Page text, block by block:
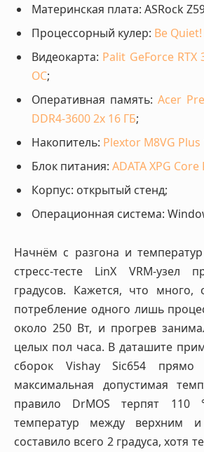
Материнская плата: ASRock
Процессорный кулер: Be
Видеокарта: Palit GeForce RTX
OC;
Оперативная память: Acer
DDR4-3600 2х 16 ГБ;
Накопитель: Plextor M8VG Plus
Блок питания: ADATA XPG
Корпус: открытый стенд;
Операционная система:
Начнём с разгона и
стресс-тесте LinX VRM-узел
градусов. Кажется, что много,
потребление одного лишь
около 250 Вт, и прогрев
целых пол часа. В даташите
сборок Vishay Sic654 прямо
максимальная допустимая
правило DrMOS терпят 110
температур между верхним
составило всего 2 градуса, хотя